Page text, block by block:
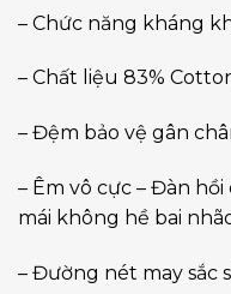
– Chức năng kháng
– Chất liệu 83%
– Đệm bảo vệ gân
– Êm vô cực – Đàn
mái không hề bai
– Đường nét may sắc